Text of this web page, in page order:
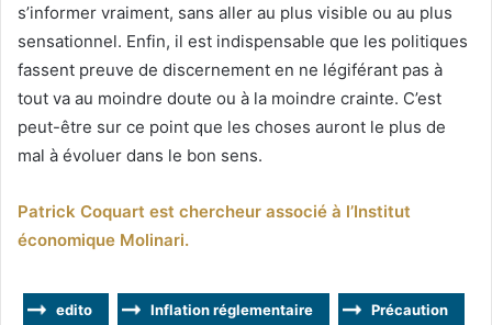
s’informer vraiment, sans aller au plus visible ou au plus
sensationnel. Enfin, il est indispensable que les politiques
fassent preuve de discernement en ne légiférant pas à
tout va au moindre doute ou à la moindre crainte. C’est
peut-être sur ce point que les choses auront le plus de
mal à évoluer dans le bon sens.
Patrick Coquart est chercheur associé à l’Institut
économique Molinari.
edito Inflation réglementaire Précaution